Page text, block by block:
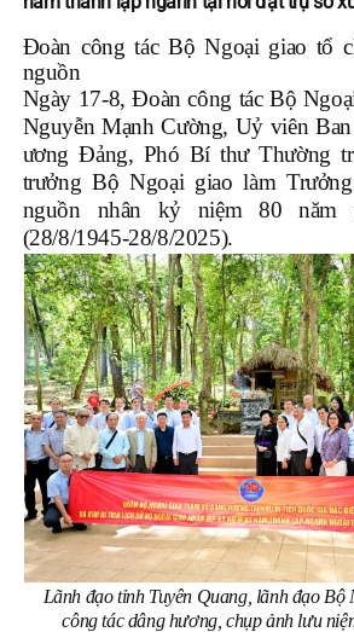
Đoàn công tác Bộ Ngoại giao tổ
nguồn
Ngày 17-8, Đoàn công tác Bộ
Nguyễn Mạnh Cường, Uỷ viên
ương Đảng, Phó Bí thư Thường
trưởng Bộ Ngoại giao làm
nguồn nhân kỷ niệm 80 năm
(28/8/1945-28/8/2025).
Lãnh đạo tỉnh Tuyên Quang, lãnh đạo
công tác dâng hương, chụp ảnh lưu